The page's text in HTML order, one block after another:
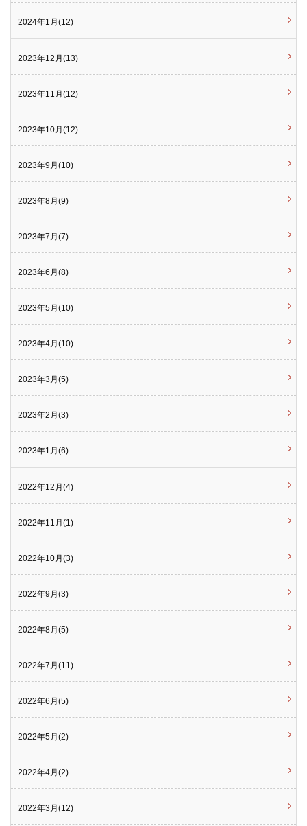
2024年1月(12)
2023年12月(13)
2023年11月(12)
2023年10月(12)
2023年9月(10)
2023年8月(9)
2023年7月(7)
2023年6月(8)
2023年5月(10)
2023年4月(10)
2023年3月(5)
2023年2月(3)
2023年1月(6)
2022年12月(4)
2022年11月(1)
2022年10月(3)
2022年9月(3)
2022年8月(5)
2022年7月(11)
2022年6月(5)
2022年5月(2)
2022年4月(2)
2022年3月(12)